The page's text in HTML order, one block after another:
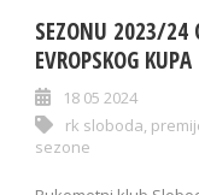
SEZONU 2023/24
EVROPSKOG KUPA
18 05 2024
rk sloboda,
sezone